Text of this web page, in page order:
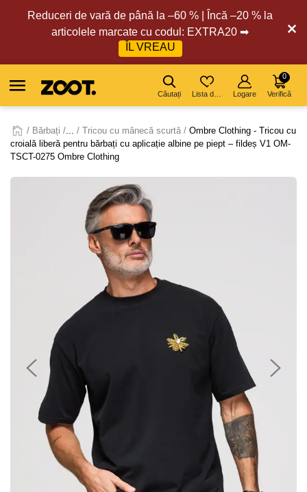
Reduceri de vară de până la –60 % | Încă –20 % la
articolele marcate cu codul: EXTRA20 ➡
ÎL VREAU
Căutați Logare Verifică
0
Bărbați ... Tricou cu mânecă scurtă
Ombre Clothing - Tricou cu
croială liberă pentru bărbați cu aplicație albine pe piept – fildeș V1 OM-
TSCT-0275 Ombre Clothing